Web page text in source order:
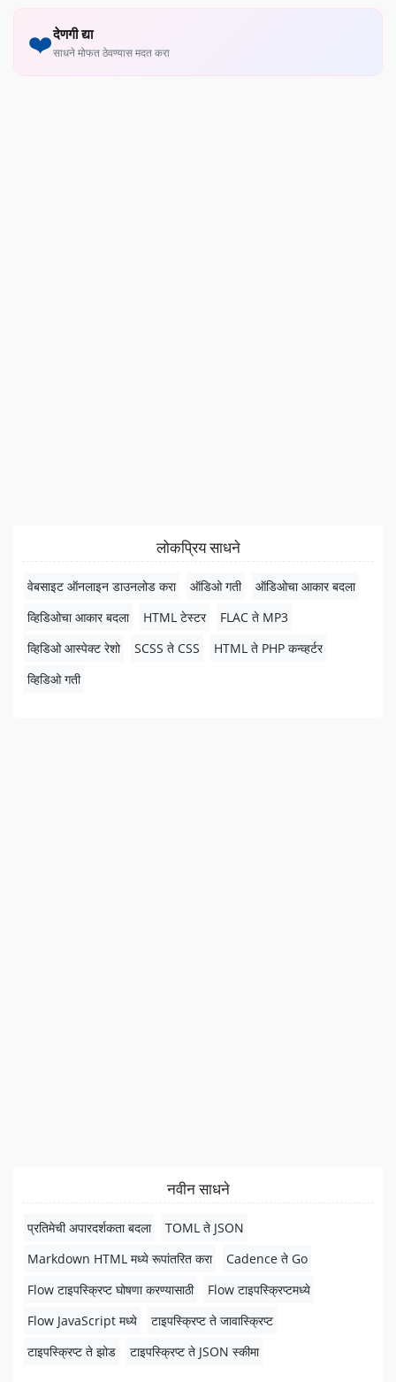
❤️देणगी द्या
साधने मोफत ठेवण्यास मदत करा
लोकप्रिय साधने
वेबसाइट ऑनलाइन डाउनलोड करा ऑडिओ गती
ऑडिओचा आकार बदला
व्हिडिओचा आकार बदला
HTML टेस्टर
FLAC ते MP3
व्हिडिओ आस्पेक्ट रेशो
SCSS ते CSS
HTML ते PHP कन्व्हर्टर
व्हिडिओ गती
नवीन साधने
प्रतिमेची अपारदर्शकता बदला
TOML ते JSON
Markdown HTML मध्ये रूपांतरित करा
Cadence ते Go
Flow टाइपस्क्रिप्ट घोषणा करण्यासाठी
Flow टाइपस्क्रिप्टमध्ये
Flow JavaScript मध्ये
टाइपस्क्रिप्ट ते जावास्क्रिप्ट
टाइपस्क्रिप्ट ते झोड
टाइपस्क्रिप्ट ते JSON स्कीमा